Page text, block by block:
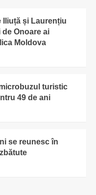
Iliuță și Laurențiu
Onoare ai
Moldova
turistic
49 de ani
se reunesc în